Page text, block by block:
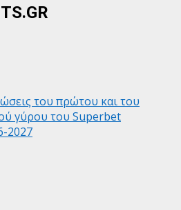
του πρώτου και του
γύρου του Superbet
2027